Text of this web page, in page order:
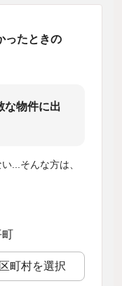
ったときの
な物件に出
...そんな方は、
町村を選択